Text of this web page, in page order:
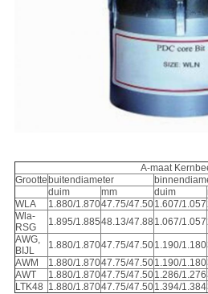
A-maat
Grootte buitendiameter
duim
mm duim
WLA
1.880/1.87047.75/47.501.607/1.057
Wla-
RSG
1.895/1.88548.13/47.88 1.067/1.057
AWG,
BIJL
1.880/1.87047.75/47.501.190/1.180
AWM
1.880/1.87047.75/47.501.190/1.180
AWT
1.880/1.87047.75/47.501.286/1.276
LTK48 1.880/1.87047.75/47.501.394/1.384